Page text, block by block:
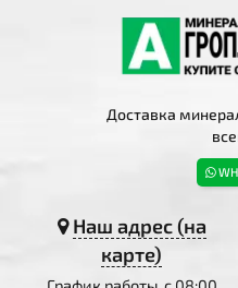
Доставка
Наш адрес (на
карте)